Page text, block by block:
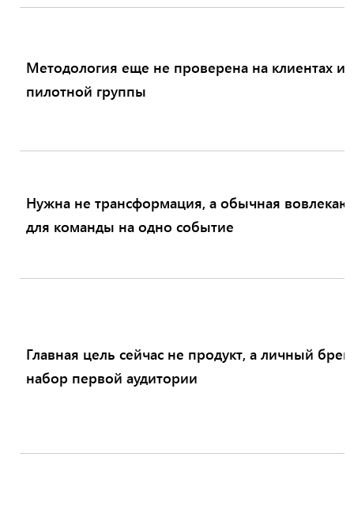
Методология еще не проверена на клиентах и
пилотной группы
Нужна не трансформация, а обычная
для команды на одно событие
Главная цель сейчас не продукт, а личный
набор первой аудитории